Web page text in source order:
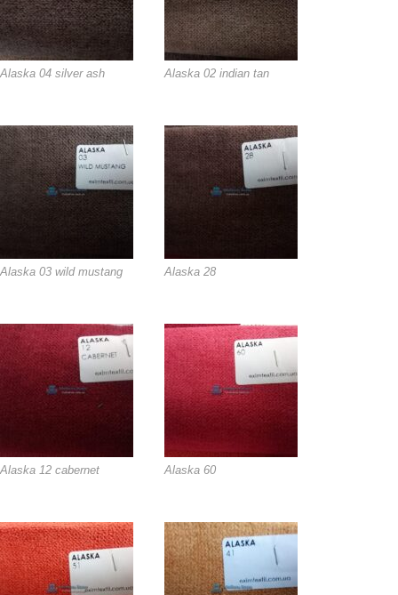
Alaska 04 silver ash Alaska 02 indian tan
Alaska 03 wild mustang Alaska 28
Alaska 12 cabernet Alaska 60